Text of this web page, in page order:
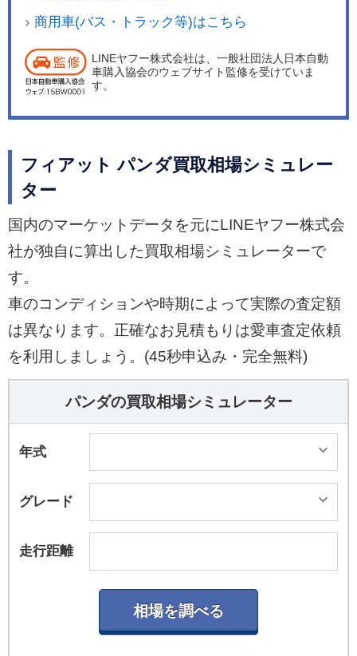
商用車(バス・トラック等)はこちら
LINEヤフー株式会社は、一般社団法人日本自動
車購入協会のウェブサイト監修を受けていま
す。
フィアット パンダ買取相場シミュレー
ター
国内のマーケットデータを元にLINEヤフー株式会
社が独自に算出した買取相場シミュレーターで
す。
車のコンディションや時期によって実際の査定額
は異なります。正確なお見積もりは愛車査定依頼
を利用しましょう。(45秒申込み・完全無料)
パンダの買取相場シミュレーター
年式
グレード
走行距離